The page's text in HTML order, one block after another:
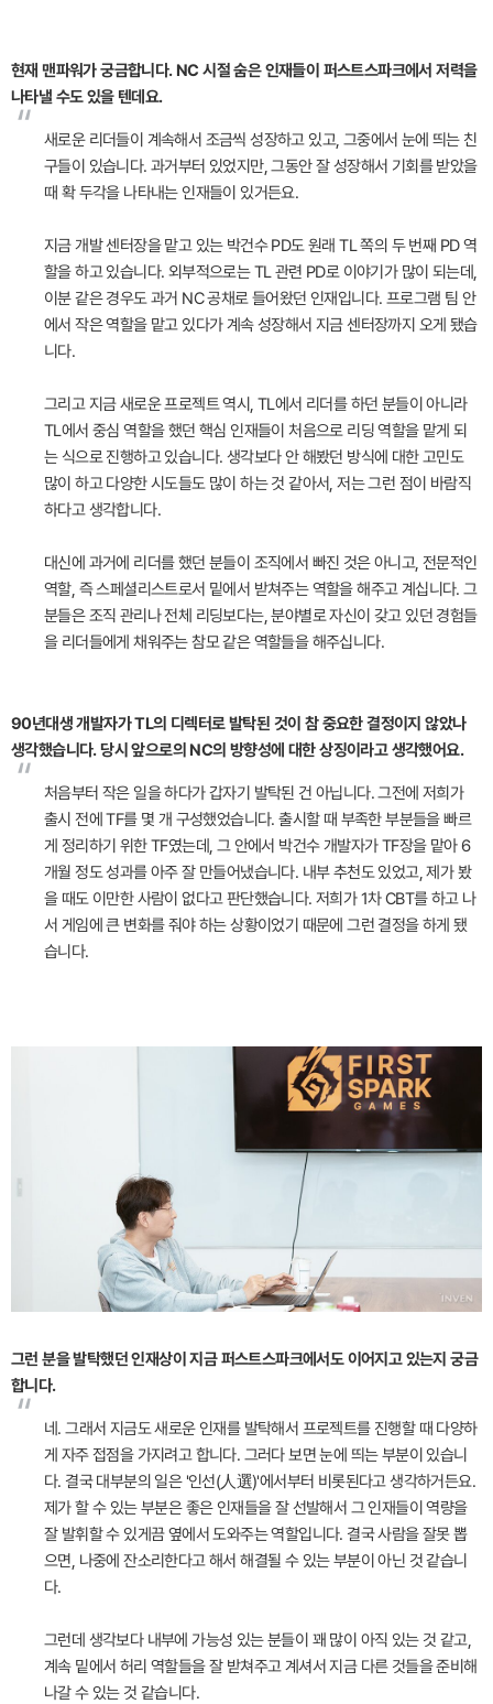
현재 맨파워가 궁금합니다. NC 시절 숨은 인재들이 퍼스트스파크에서 저력을
나타낼 수도 있을 텐데요.
“
새로운 리더들이 계속해서 조금씩 성장하고 있고, 그중에서 눈에 띄는 친
구들이 있습니다. 과거부터 있었지만, 그동안 잘 성장해서 기회를 받았을
때 확 두각을 나타내는 인재들이 있거든요.
지금 개발 센터장을 맡고 있는 박건수 PD도 원래 TL 쪽의 두 번째 PD 역
할을 하고 있습니다. 외부적으로는 TL 관련 PD로 이야기가 많이 되는데,
이분 같은 경우도 과거 NC 공채로 들어왔던 인재입니다. 프로그램 팀 안
에서 작은 역할을 맡고 있다가 계속 성장해서 지금 센터장까지 오게 됐습
니다.
그리고 지금 새로운 프로젝트 역시, TL에서 리더를 하던 분들이 아니라
TL에서 중심 역할을 했던 핵심 인재들이 처음으로 리딩 역할을 맡게 되
는 식으로 진행하고 있습니다. 생각보다 안 해봤던 방식에 대한 고민도
많이 하고 다양한 시도들도 많이 하는 것 같아서, 저는 그런 점이 바람직
하다고 생각합니다.
대신에 과거에 리더를 했던 분들이 조직에서 빠진 것은 아니고, 전문적인
역할, 즉 스페셜리스트로서 밑에서 받쳐주는 역할을 해주고 계십니다. 그
분들은 조직 관리나 전체 리딩보다는, 분야별로 자신이 갖고 있던 경험들
을 리더들에게 채워주는 참모 같은 역할들을 해주십니다.
90년대생 개발자가 TL의 디렉터로 발탁된 것이 참 중요한 결정이지 않았나
생각했습니다. 당시 앞으로의 NC의 방향성에 대한 상징이라고 생각했어요.
“
처음부터 작은 일을 하다가 갑자기 발탁된 건 아닙니다. 그전에 저희가
출시 전에 TF를 몇 개 구성했었습니다. 출시할 때 부족한 부분들을 빠르
게 정리하기 위한 TF였는데, 그 안에서 박건수 개발자가 TF장을 맡아 6
개월 정도 성과를 아주 잘 만들어냈습니다. 내부 추천도 있었고, 제가 봤
을 때도 이만한 사람이 없다고 판단했습니다. 저희가 1차 CBT를 하고 나
서 게임에 큰 변화를 줘야 하는 상황이었기 때문에 그런 결정을 하게 됐
습니다.
그런 분을 발탁했던 인재상이 지금 퍼스트스파크에서도 이어지고 있는지 궁금
합니다.
“
네. 그래서 지금도 새로운 인재를 발탁해서 프로젝트를 진행할 때 다양하
게 자주 접점을 가지려고 합니다. 그러다 보면 눈에 띄는 부분이 있습니
다. 결국 대부분의 일은 '인선(人選)'에서부터 비롯된다고 생각하거든요.
제가 할 수 있는 부분은 좋은 인재들을 잘 선발해서 그 인재들이 역량을
잘 발휘할 수 있게끔 옆에서 도와주는 역할입니다. 결국 사람을 잘못 뽑
으면, 나중에 잔소리한다고 해서 해결될 수 있는 부분이 아닌 것 같습니
다.
그런데 생각보다 내부에 가능성 있는 분들이 꽤 많이 아직 있는 것 같고,
계속 밑에서 허리 역할들을 잘 받쳐주고 계셔서 지금 다른 것들을 준비해
나갈 수 있는 것 같습니다.